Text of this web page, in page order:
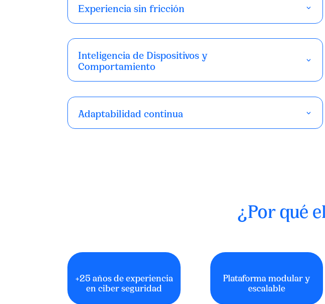
Experiencia sin fricción
Inteligencia de Dispositivos y
Comportamiento
Adaptabilidad continua
¿Por qué
+25 años de experiencia
en ciber seguridad
Plataforma modular y
escalable